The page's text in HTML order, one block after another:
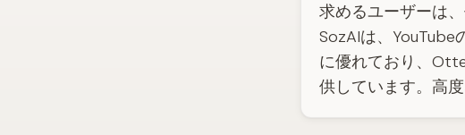
求めるユーザーは
SozAIは、YouTube
に優れており、
供しています。高